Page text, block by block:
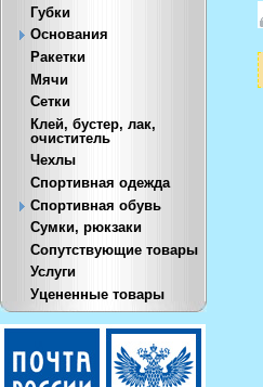
Губки
Основания
Ракетки
Мячи
Сетки
Клей, бустер, лак,
очиститель
Чехлы
Спортивная одежда
Спортивная обувь
Сумки, рюкзаки
Сопутствующие товары
Услуги
Уцененные товары